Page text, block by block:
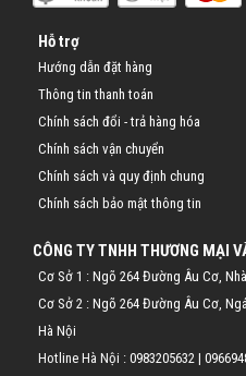
Hỗ trợ
Hướng dẫn đặt hàng
Thông tin thanh toán
Chính sách đổi - trả hàng hóa
Chính sách vận chuyển
Chính sách và quy định chung
Chính sách bảo mật thông tin
CÔNG TY TNHH THƯƠNG MẠI
Cơ Sở 1 : Ngõ 264 Đường Âu Cơ,
Cơ Sở 2 : Ngõ 264 Đường Âu Cơ,
Hà Nội
Hotline Hà Nội : 0983205632 |